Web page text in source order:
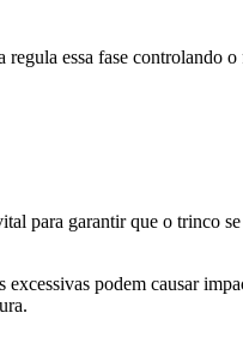
essa fase
para garantir que o trinco
podem causar